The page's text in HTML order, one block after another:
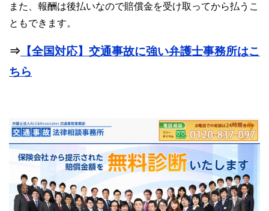
また、報酬は後払いなので賠償金を受け取ってから払うこ
ともできます。
⇒ 【全国対応】交通事故に強い弁護士事務所はこ
ちら